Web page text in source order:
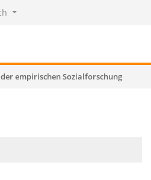
empirischen Sozialforschung